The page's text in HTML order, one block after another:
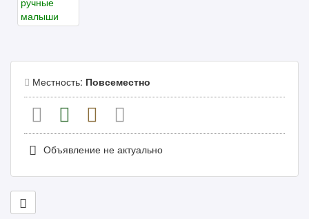
Местность: Повсеместно
Объявление не актуально